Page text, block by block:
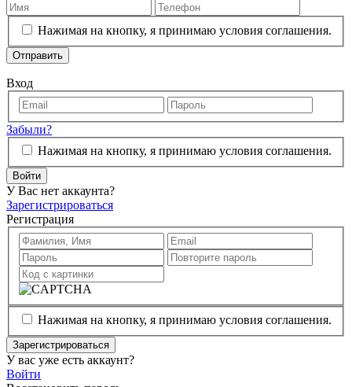
Нажимая на кнопку, я принимаю условия соглашения.
Отправить
Вход
Забыли?
Нажимая на кнопку, я принимаю условия соглашения.
Войти
У Вас нет аккаунта?
Зарегистрироваться
Регистрация
Нажимая на кнопку, я принимаю условия соглашения.
Зарегистрироваться
У вас уже есть аккаунт?
Войти